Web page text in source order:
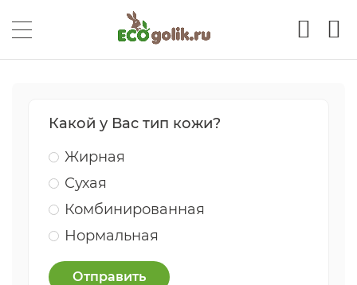
Какой у Вас тип кожи?
Жирная
Сухая
Комбинированная
Нормальная
Отправить